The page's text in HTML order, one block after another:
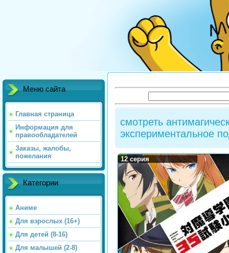
Меню сайта
Главная страница
Информация для
правообладателей
Заказы, жалобы,
пожелания
Категории
Аниме
Для взрослых (16+)
Для детей (8-16)
Для малышей (2-8)
смотреть
экспериментальное
12 серия